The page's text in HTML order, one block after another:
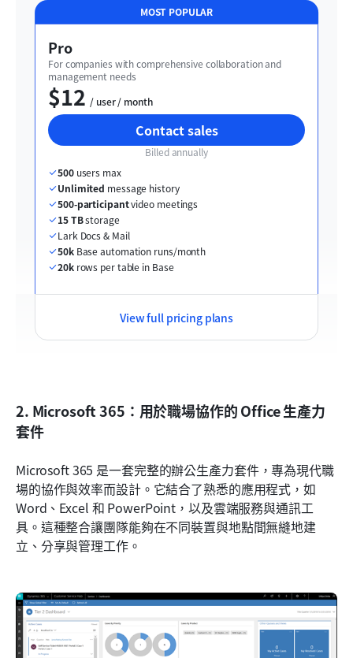
MOST POPULAR
Pro
For companies with comprehensive collaboration and
management needs
$12
  / user / month
Contact sales
Billed annually
500 users max
Unlimited message history
500-participant video meetings
15 TB storage
Lark Docs & Mail
50k Base automation runs/month
20k rows per table in Base
View full pricing plans
2. Microsoft 365：用於職場協作的 Office 生產力
套件
Microsoft 365 是一套完整的辦公生產力套件，專為現代職
場的協作與效率而設計。它結合了熟悉的應用程式，如
Word、Excel 和 PowerPoint，以及雲端服務與通訊工
具。這種整合讓團隊能夠在不同裝置與地點間無縫地建
立、分享與管理工作。